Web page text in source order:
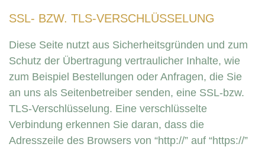
SSL- BZW. TLS-VERSCHLÜSSELUNG
Diese Seite nutzt aus Sicherheitsgründen und zum
Schutz der Übertragung vertraulicher Inhalte, wie
zum Beispiel Bestellungen oder Anfragen, die Sie
an uns als Seitenbetreiber senden, eine SSL-bzw.
TLS-Verschlüsselung. Eine verschlüsselte
Verbindung erkennen Sie daran, dass die
Adresszeile des Browsers von “http://” auf “https://”